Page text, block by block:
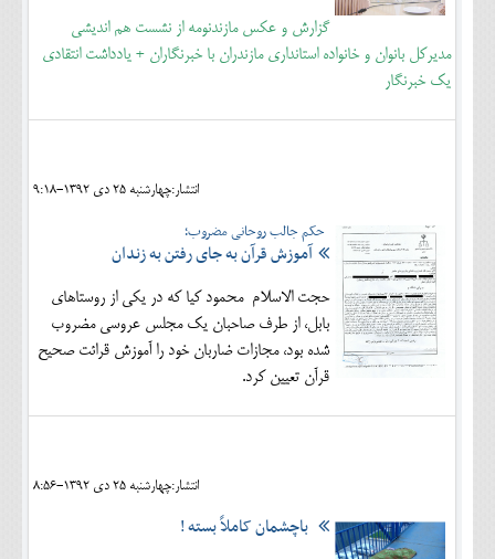
گزارش و عکس مازندنومه از نشست هم اندیشی
مدیرکل بانوان و خانواده استانداری مازندران با خبرنگاران + یادداشت انتقادی
یک خبرنگار
انتشار:چهارشنبه 25 دی 1392-9:18
حکم جالب روحانی مضروب؛
آموزش قرآن به جای رفتن به زندان
حجت الاسلام محمود کیا که در یکی از روستاهای
بابل، از طرف صاحبان یک مجلس عروسی مضروب
شده بود، مجازات ضاربان خود را آموزش قرائت صحیح
قرآن تعیین کرد.
انتشار:چهارشنبه 25 دی 1392-8:56
باچشمان کاملاً بسته !